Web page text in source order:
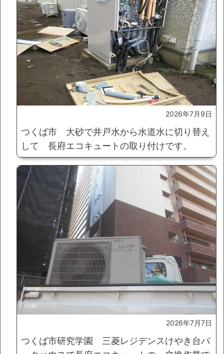
2026年7月9日
つくば市 大砂で井戸水から水道水に切り替え
して 長府エコキュートの取り付けです。
2026年7月7日
つくば市研究学園 三菱レジデンスけやき台パ